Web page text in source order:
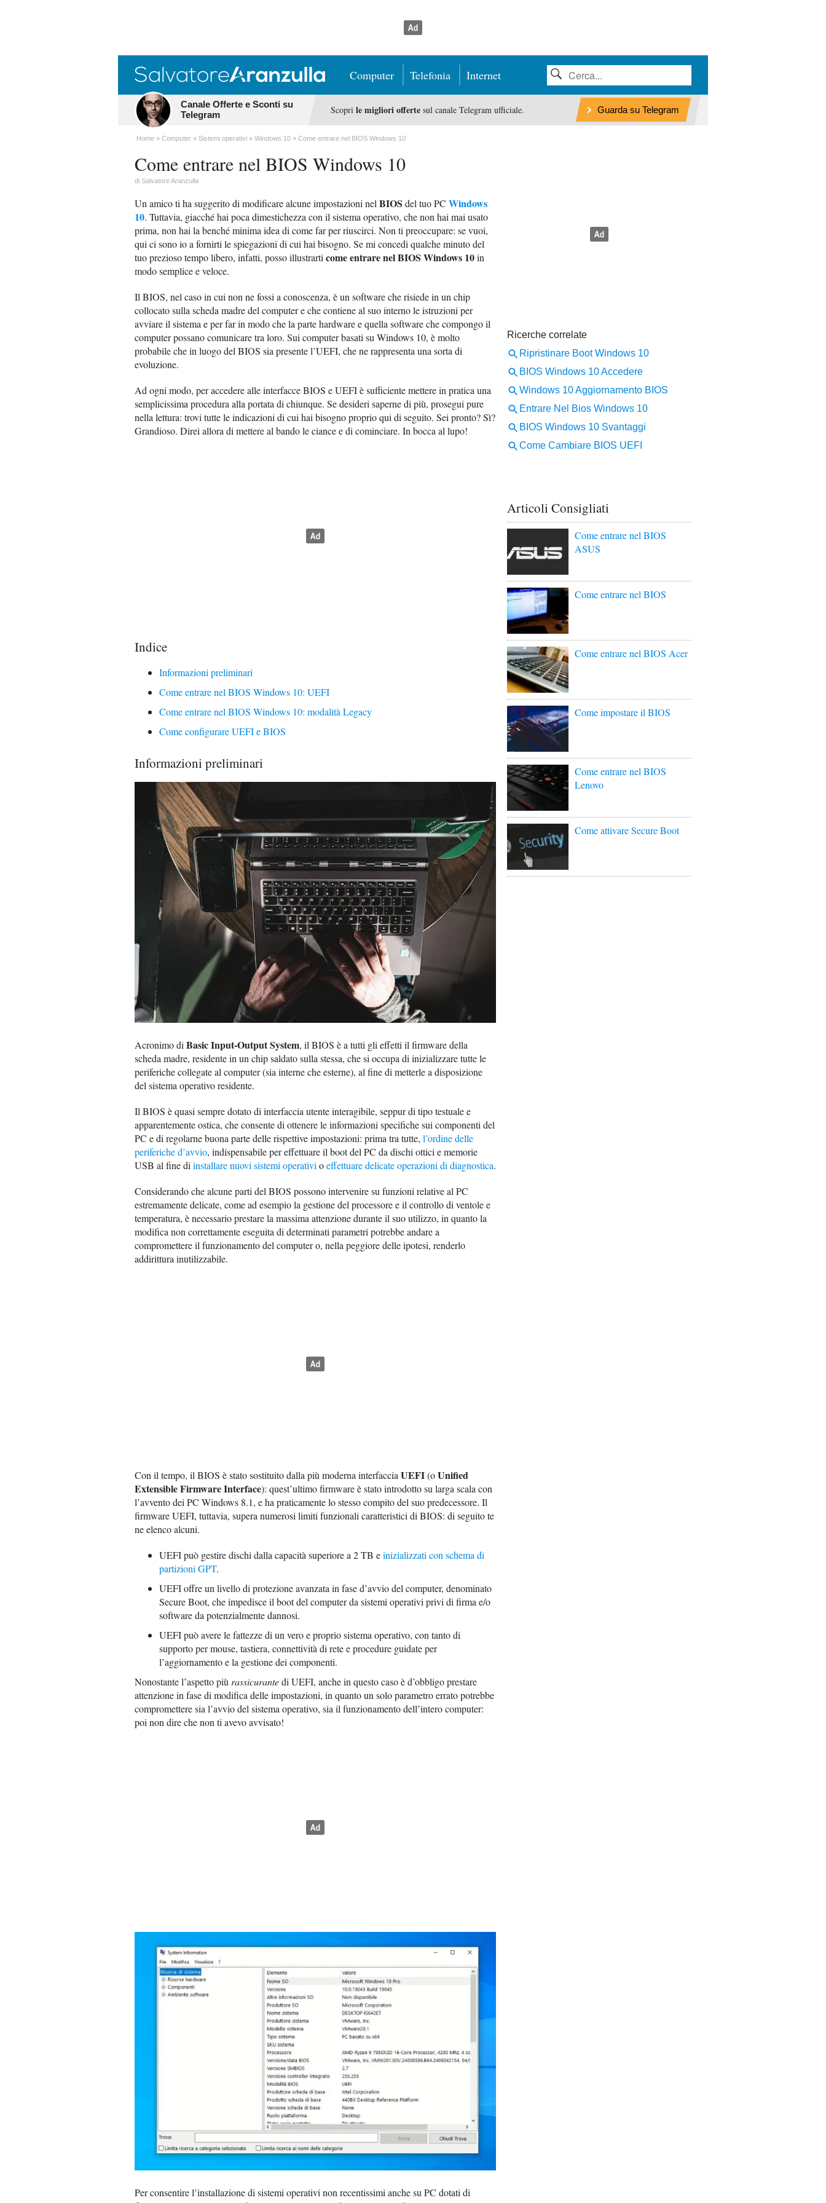
Computer Telefonia Internet
Canale Offerte e Sconti su
Telegram
Scopri le migliori offertesul canale Telegram ufficiale. Guarda su Telegram
Home Computer Sistemi operativi Windows 10 Come entrare nel BIOS Windows 10
Come entrare nel BIOS Windows 10
di Salvatore Aranzulla
Un amico ti ha suggerito di modificare alcune impostazioni nel BIOS del tuo PC Windows
10. Tuttavia, giacché hai poca dimestichezza con il sistema operativo, che non hai mai usato
prima, non hai la benché minima idea di come far per riuscirci. Non ti preoccupare: se vuoi,
qui ci sono io a fornirti le spiegazioni di cui hai bisogno. Se mi concedi qualche minuto del
tuo prezioso tempo libero, infatti, posso illustrarti come entrare nel BIOS Windows 10in
modo semplice e veloce.
Il BIOS, nel caso in cui non ne fossi a conoscenza, è un software che risiede in un chip
collocato sulla scheda madre del computer e che contiene al suo interno le istruzioni per
avviare il sistema e per far in modo che la parte hardware e quella software che compongo il
computer possano comunicare tra loro. Sui computer basati su Windows 10, è molto
probabile che in luogo del BIOS sia presente l’UEFI, che ne rappresenta una sorta di
evoluzione.
Ad ogni modo, per accedere alle interfacce BIOS e UEFI è sufficiente mettere in pratica una
semplicissima procedura alla portata di chiunque. Se desideri saperne di più, prosegui pure
nella lettura: trovi tutte le indicazioni di cui hai bisogno proprio qui di seguito. Sei pronto? Sì?
Grandioso. Direi allora di mettere al bando le ciance e di cominciare. In bocca al lupo!
Indice
Informazioni preliminari
Come entrare nel BIOS Windows 10: UEFI
Come entrare nel BIOS Windows 10: modalità Legacy
Come configurare UEFI e BIOS
Informazioni preliminari
Acronimo diBasic Input-Output System, il BIOS è a tutti gli effetti il firmware della
scheda madre, residente in un chip saldato sulla stessa, che si occupa di inizializzare tutte le
periferiche collegate al computer (sia interne che esterne), al fine di metterle a disposizione
del sistema operativo residente.
Il BIOS è quasi sempre dotato di interfaccia utente interagibile, seppur di tipo testuale e
apparentemente ostica, che consente di ottenere le informazioni specifiche sui componenti del
PC e di regolarne buona parte delle rispettive impostazioni: prima tra tutte, l’ordine delle
periferiche d’avvio, indispensabile per effettuare il boot del PC da dischi ottici e memorie
USB al fine diinstallare nuovi sistemi operativioeffettuare delicate operazioni di diagnostica.
Considerando che alcune parti del BIOS possono intervenire su funzioni relative al PC
estremamente delicate, come ad esempio la gestione del processore e il controllo di ventole e
temperatura, è necessario prestare la massima attenzione durante il suo utilizzo, in quanto la
modifica non correttamente eseguita di determinati parametri potrebbe andare a
compromettere il funzionamento del computer o, nella peggiore delle ipotesi, renderlo
addirittura inutilizzabile.
Con il tempo, il BIOS è stato sostituito dalla più moderna interfacciaUEFI(oUnified
Extensible Firmware Interface): quest’ultimo firmware è stato introdotto su larga scala con
l’avvento dei PC Windows 8.1, e ha praticamente lo stesso compito del suo predecessore. Il
firmware UEFI, tuttavia, supera numerosi limiti funzionali caratteristici di BIOS: di seguito te
ne elenco alcuni.
UEFI può gestire dischi dalla capacità superiore a 2 TB einizializzati con schema di
partizioni GPT.
UEFI offre un livello di protezione avanzata in fase d’avvio del computer, denominato
Secure Boot, che impedisce il boot del computer da sistemi operativi privi di firma e/o
software da potenzialmente dannosi.
UEFI può avere le fattezze di un vero e proprio sistema operativo, con tanto di
supporto per mouse, tastiera, connettività di rete e procedure guidate per
l’aggiornamento e la gestione dei componenti.
Nonostante l’aspetto piùrassicurantedi UEFI, anche in questo caso è d’obbligo prestare
attenzione in fase di modifica delle impostazioni, in quanto un solo parametro errato potrebbe
compromettere sia l’avvio del sistema operativo, sia il funzionamento dell’intero computer:
poi non dire che non ti avevo avvisato!
Per consentire l’installazione di sistemi operativi non recentissimi anche su PC dotati di
Articoli Consigliati
Come entrare nel BIOS
ASUS
Come entrare nel BIOS
Come entrare nel BIOS Acer
Come impostare il BIOS
Come entrare nel BIOS
Lenovo
Come attivare Secure Boot